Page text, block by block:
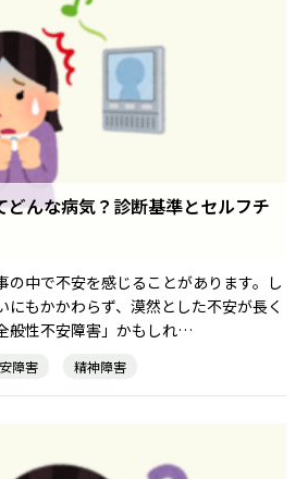
どんな病気？診断基準とセルフチ
の中で不安を感じることがあります。し
にもかかわらず、漠然とした不安が長く
般性不安障害」かもしれ…
障害 精神障害
就転職支援サービス
職支援サービス
の就職エージェントサービス
スカウトサービス